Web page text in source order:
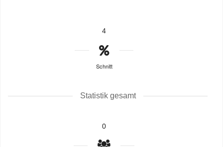
4
Schnitt
Statistik gesamt
0